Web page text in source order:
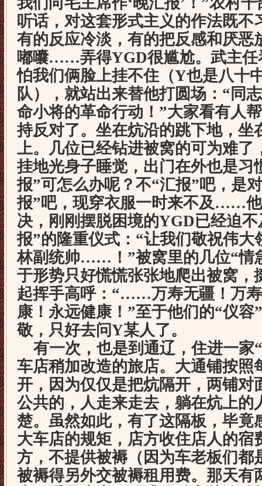
听话，对这套形式主义的作法既不
有的反应冷淡，有的把反感和厌恶
嘟囔……弄得YGD很尴尬。武主任
怕我们俩脸上挂不住（Y也是八十
队），就站出来替他打圆场：“同
命小将的革命行动！”大家看有人
持反对了。坐在炕沿的跳下地，坐
上。几位已经钻进被窝的可为难了
挂地光身子睡觉，出门在外也是习
报”可怎么办呢？不“汇报”吧，是
报”吧，现穿衣服一时来不及……
决，刚刚摆脱困境的YGD已经迫
报”的隆重仪式：“让我们敬祝伟
林副统帅……！”被窝里的几位“情
于形势只好慌慌张张地爬出被窝，
起挥手高呼：“……万寿无疆！万
康！永远健康！”至于他们的“仪容
敬，只好去问Y某人了。
有一次，也是到通辽，住进一家
车店稍加改造的旅店。大通铺按照
开，因为仅仅是把炕隔开，两铺对
公共的，人走来走去，躺在炕上的
楚。虽然如此，有了这隔板，毕竟
大车店的规矩，店方收住店人的宿
方，不提供被褥（因为车老板们都
被褥得另外交被褥租用费。那天有